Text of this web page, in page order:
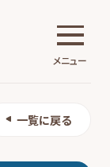
メニュー
一覧に戻る